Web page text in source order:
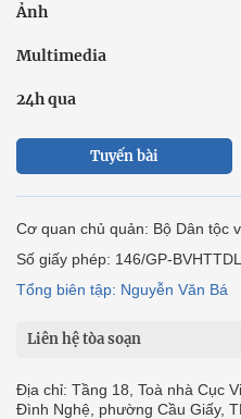
Ảnh
Multimedia
24h qua
Tuyến bài
Cơ quan chủ quản: Bộ Dân tộc
Số giấy phép: 146/GP-
Tổng biên tập: Nguyễn Văn Bá
Liên hệ tòa soạn
Địa chỉ: Tầng 18, Toà nhà Cục
Đình Nghệ, phường Cầu Giấy,